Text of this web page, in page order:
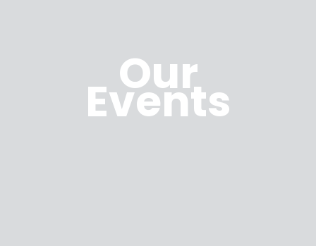
Our
Events